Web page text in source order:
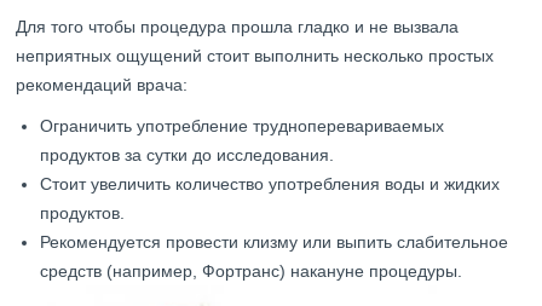
Для того чтобы процедура прошла гладко и не вызвала
неприятных ощущений стоит выполнить несколько простых
рекомендаций врача:
Ограничить употребление трудноперевариваемых
продуктов за сутки до исследования.
Стоит увеличить количество употребления воды и жидких
продуктов.
Рекомендуется провести клизму или выпить слабительное
средств (например, Фортранс) накануне процедуры.